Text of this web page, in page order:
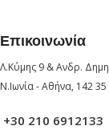
Επικοινωνία
Λ.Κύμης 9 & Ανδρ.
Ν.Ιωνία - Αθήνα, 142 35
+30 210 6912133